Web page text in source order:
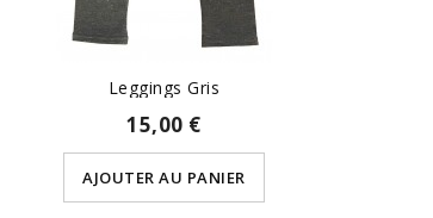
Leggings Gris
15,00 €
AJOUTER AU PANIER